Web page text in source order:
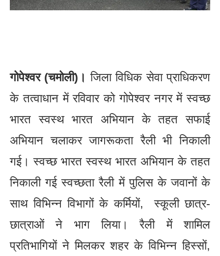
गोपेश्वर (चमोली)। जिला विधिक सेवा प्राधिकरण
के तत्वाधान में रविवार को गोपेश्वर नगर में स्वच्छ
भारत स्वस्थ भारत अभियान के तहत सफाई
अभियान चलाकर जागरूकता रैली भी निकाली
गई। स्वच्छ भारत स्वस्थ भारत अभियान के तहत
निकाली गई स्वच्छता रैली में पुलिस के जवानों के
साथ विभिन्न विभागों के कर्मियों, स्कूली छात्र-
छात्राओं ने भाग लिया। रैली में शामिल
प्रतिभागियों ने मिलकर शहर के विभिन्न हिस्सों,